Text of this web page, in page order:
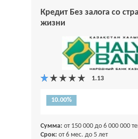
Кредит Без залога со
жизни
10.00%
Сумма: от 150 000 до 6 000 000
Срок: от 6 мес. до 5 лет